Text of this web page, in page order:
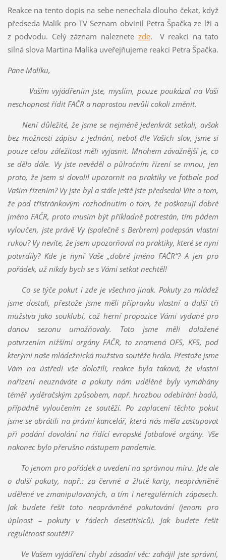
Reakce na tento dopis na sebe nenechala dlouho čekat, když
předseda Malík pro TV Seznam obvinil Petra Špačka ze lži a
z podvodu. Celý záznam naleznete zde. V reakci na tato
silná slova Martina Malíka uveřejňujeme reakci Petra Špačka.
Pane Malíku,
Vaším vyjádřením jste, myslím, pouze poukázal na Vaši
neschopnost řídit FAČR a naprostou nevůli cokoli změnit.
Není důležité, že jsme se nejméně jedenkrát setkali, avšak
bez možnosti zápisu z jednání, neboť dle Vašich slov, jsme si
pouze celou záležitost měli vyjasnit. Mnohem závažnější je, co
se dělo dále. Vy jste nevěděl o půlročním řízení se mnou, jen
proto, že jsem si dovolil upozornit na praktiky ve fotbale pod
Vaším řízením? Vy jste byl a stále ještě jste předseda! Víte o tom,
že pod třístránkovým rozhodnutím o tom, že poškozuji dobré
jméno FAČR, proto musím být příkladně potrestán, tím pádem
vyloučen, jste právě Vy (společně s Berbrem) podepsán vlastní
rukou? Vy nevíte, že jsem upozorňoval na praktiky, které se nyní
potvrdily? Kde je nyní Vaše „dobré jméno FAČR“? A jen pro
pořádek, už nikdy bych se s Vámi setkat nechtěl!
Co se týče pokut i zde je všechno jinak. Pokuty za mládež
jsme dostali, přestože jsme měli přípravku vlastní a další tři
mužstva jako souklubí, což herní propozice Vámi vydané pro
danou sezonu umožňovaly. Toto jsme měli doložené
potvrzením nižšími orgány FAČR, to znamená OFS, KFS, pod
kterými naše mládežnická mužstva soutěže hrála. Přestože jsme
Vám na ústředí vše doložili, reakce byla taková, že vlastní
nařízení neuznáváte a pokuty nám udělěné byly vymáhány
téměř vyděračským způsobem, např. hrozbou odebírání bodů,
případně vyloučením ze soutěží. Po zaplacení těchto pokut
jsme se obrátili na právní kancelář, která nás měla zastupovat
při podání dovolání na řídící evropské fotbalové orgány. Vše
nakonec bylo přerušno nástupem pandemie.
To jenom pro pořádek a uvedení na správnou míru. Jde ale
o další pokuty, např.: za červné a žluté karty, neoprávněně
udělené ve zmanipulovaných, a tím i neregulérních zápasech.
Jak budete řešit toto neoprávněné pokutování (jenom pro
úplnost – pokuty v řádech desetitisíců). Jak budete řešit
regulétnost soutěží?
Ve Vašem vyjádření chybí zásadní věc: zahájil jste správní,